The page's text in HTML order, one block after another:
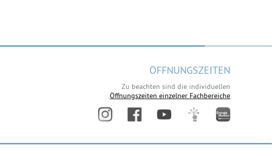
ÖFFNUNGSZEITEN
Zu beachten sind die individuellen
Öffnungszeiten einzelner Fachbereiche